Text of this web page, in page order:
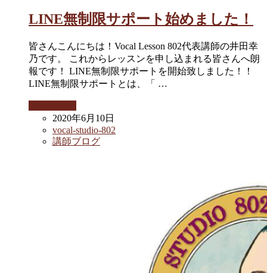
LINE無制限サポート始めました！
皆さんこんにちは！Vocal Lesson 802代表講師の井田幸
乃です。 これからレッスンを申し込まれる皆さんへ朗
報です！ LINE無制限サポートを開始致しました！！
LINE無制限サポートとは、「 …
2020年6月10日
vocal-studio-802
講師ブログ